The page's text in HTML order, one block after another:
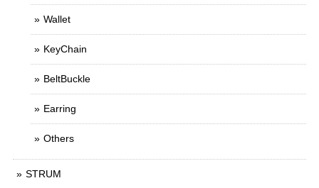
Wallet
KeyChain
BeltBuckle
Earring
Others
STRUM